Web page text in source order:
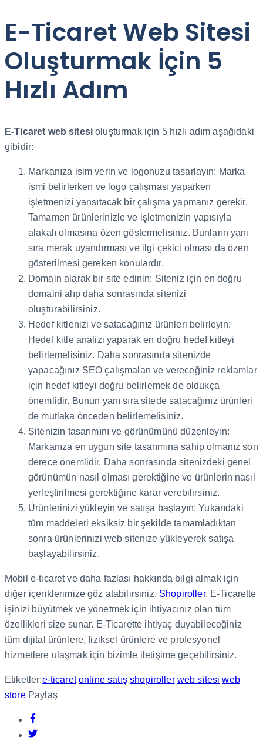
E-Ticaret Web Sitesi
Oluşturmak İçin 5
Hızlı Adım
E-Ticaret web sitesi oluşturmak için 5 hızlı adım aşağıdaki
gibidir:
Markanıza isim verin ve logonuzu tasarlayın: Marka
ismi belirlerken ve logo çalışması yaparken
işletmenizi yansıtacak bir çalışma yapmanız gerekir.
Tamamen ürünlerinizle ve işletmenizin yapısıyla
alakalı olmasına özen göstermelisiniz. Bunların yanı
sıra merak uyandırması ve ilgi çekici olması da özen
gösterilmesi gereken konulardır.
Domain alarak bir site edinin: Siteniz için en doğru
domaini alıp daha sonrasında sitenizi
oluşturabilirsiniz.
Hedef kitlenizi ve satacağınız ürünleri belirleyin:
Hedef kitle analizi yaparak en doğru hedef kitleyi
belirlemelisiniz. Daha sonrasında sitenizde
yapacağınız SEO çalışmaları ve vereceğiniz reklamlar
için hedef kitleyi doğru belirlemek de oldukça
önemlidir. Bunun yanı sıra sitede satacağınız ürünleri
de mutlaka önceden belirlemelisiniz.
Sitenizin tasarımını ve görünümünü düzenleyin:
Markanıza en uygun site tasarımına sahip olmanız son
derece önemlidir. Daha sonrasında sitenizdeki genel
görünümün nasıl olması gerektiğine ve ürünlerin nasıl
yerleştirilmesi gerektiğine karar verebilirsiniz.
Ürünlerinizi yükleyin ve satışa başlayın: Yukarıdaki
tüm maddeleri eksiksiz bir şekilde tamamladıktan
sonra ürünlerinizi web sitenize yükleyerek satışa
başlayabilirsiniz.
Mobil e-ticaret ve daha fazlası hakkında bilgi almak için
diğer içeriklerimize göz atabilirsiniz. Shopiroller, E-Ticarette
işinizi büyütmek ve yönetmek için ihtiyacınız olan tüm
özellikleri size sunar. E-Ticarette ihtiyaç duyabileceğiniz
tüm dijital ürünlere, fiziksel ürünlere ve profesyonel
hizmetlere ulaşmak için bizimle iletişime geçebilirsiniz.
Etiketler:e-ticaret online satış shopiroller web sitesi web
store Paylaş